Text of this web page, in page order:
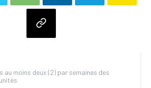
au moins deux (2) par semaines des